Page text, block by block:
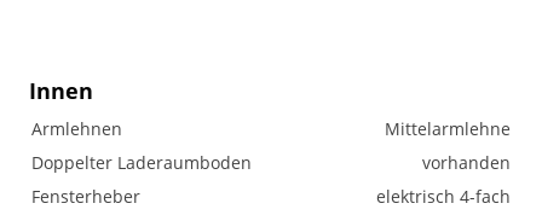
Innen
Armlehnen
Mittelarmlehne
Doppelter Laderaumboden
vorhanden
Fensterheber
elektrisch 4-fach